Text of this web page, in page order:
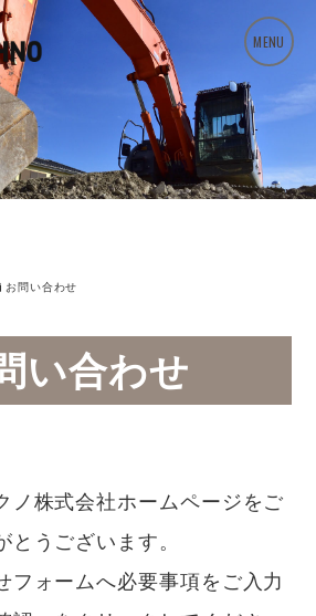
MENU
お問い合わせ
い合わせ
ノ株式会社ホームページをご
うございます。
フォームへ必要事項をご入力